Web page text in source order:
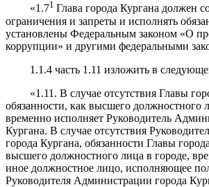
«1.71Глава города Кургана должен
ограничения и запреты и исполнять
установлены Федеральным законом «О
коррупции» и другими федеральными
1.1.4 часть 1.11 изложить в
«1.11. В случае отсутствия Главы
обязанности, как высшего должностного
временно исполняет Руководитель
Кургана. В случае отсутствия
города Кургана, обязанности Главы
высшего должностного лица в городе,
иное должностное лицо, исполняющее
Руководителя Администрации города